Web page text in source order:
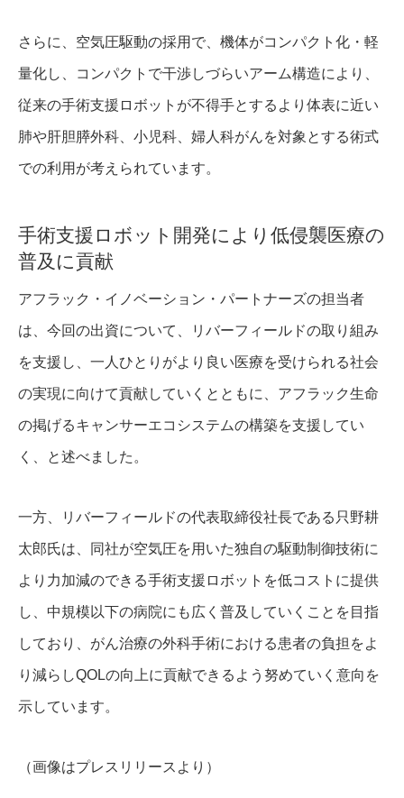
さらに、空気圧駆動の採用で、機体がコンパクト化・軽
量化し、コンパクトで干渉しづらいアーム構造により、
従来の手術支援ロボットが不得手とするより体表に近い
肺や肝胆膵外科、小児科、婦人科がんを対象とする術式
での利用が考えられています。
手術支援ロボット開発により低侵襲医療の
普及に貢献
アフラック・イノベーション・パートナーズの担当者
は、今回の出資について、リバーフィールドの取り組み
を支援し、一人ひとりがより良い医療を受けられる社会
の実現に向けて貢献していくとともに、アフラック生命
の掲げるキャンサーエコシステムの構築を支援してい
く、と述べました。
一方、リバーフィールドの代表取締役社長である只野耕
太郎氏は、同社が空気圧を用いた独自の駆動制御技術に
より力加減のできる手術支援ロボットを低コストに提供
し、中規模以下の病院にも広く普及していくことを目指
しており、がん治療の外科手術における患者の負担をよ
り減らしQOLの向上に貢献できるよう努めていく意向を
示しています。
（画像はプレスリリースより）